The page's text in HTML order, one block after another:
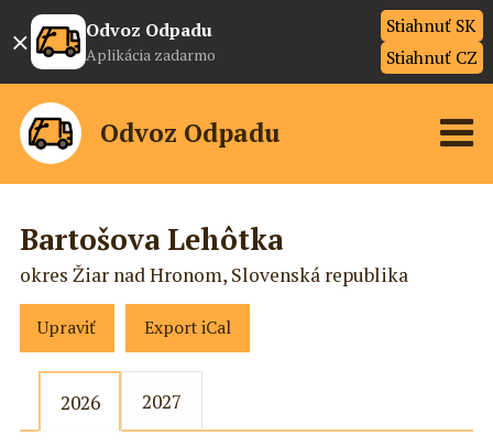
× Odvoz Odpadu
Aplikácia zadarmo
Stiahnuť SK
Stiahnuť CZ
Odvoz Odpadu
Bartošova Lehôtka
okres Žiar nad Hronom, Slovenská republika
Upraviť Export iCal
2026 2027